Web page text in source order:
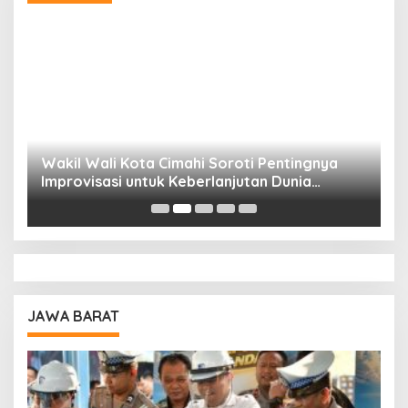
Wakil Wali Kota Cimahi Soroti Pentingnya
Improvisasi untuk Keberlanjutan Dunia
Pendidikan
JAWA BARAT